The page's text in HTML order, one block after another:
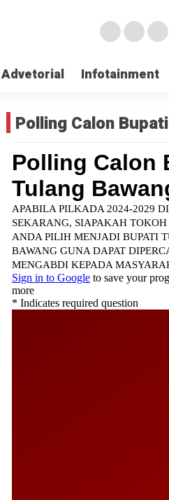
Advetorial Infotainment
Polling Calon Bupati